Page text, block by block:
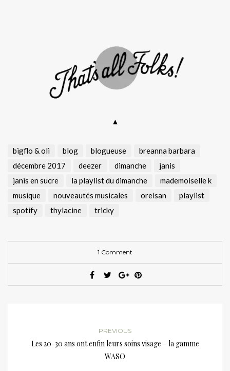
▲
bigflo & oli blog blogueuse
breanna barbara
décembre 2017
deezer dimanche
janis
janis en sucre
la playlist du dimanche
mademoiselle k
musique
nouveautés musicales orelsan
playlist
spotify
thylacine tricky
1 Comment
PREVIOUS
Les 20-30 ans ont enfin leurs soins visage – la gamme
WASO